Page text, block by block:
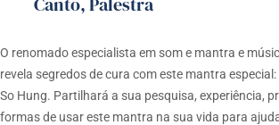
O renomado especialista em som e mantra e
revela segredos de cura com este mantra especial:
So Hung. Partilhará a sua pesquisa, experiência,
formas de usar este mantra na sua vida para